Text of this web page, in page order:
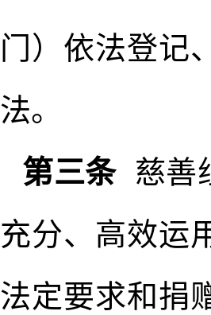
门）依法登记
法。
第三条慈善
充分、高效运
法定要求和捐